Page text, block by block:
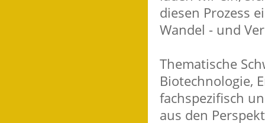
diesen Prozess
Wandel - und
Thematische
Biotechnologie,
fachspezifisch
aus den